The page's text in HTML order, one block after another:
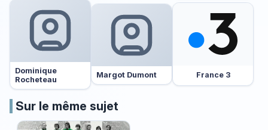
Dominique
Rocheteau
Margot Dumont France 3
Sur le même sujet